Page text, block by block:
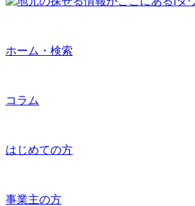
ホーム・検索
コラム
はじめての方
事業主の方